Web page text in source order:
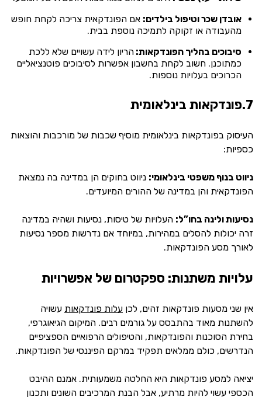
אובדן שכר וטיפול בילדים: אם הפונדקאית צריכה לקחת חופש
מהעבודה או זקוקה לתמיכה נוספת בבית.
סיבוכים בהליך הפונדקאות: הריון לידה עשויים שלא ללכת
כמתוכנן. חשוב לקחת בחשבון אפשרות לסיבוכים פוטנציאליים
הכרוכים בעלויות נוספות.
7.פונדקאות בינלאומית
העיסוק בפונדקאות בינלאומית מוסיף שכבות של מורכבות והוצאות
כספיות:
ניווט בנוף משפטי בינלאומי: ניווט בחוקים הן במדינה בה נמצאת
הפונדקאית והן במדינה של ההורים המיועדים.
נסיעות ולינה בחו”ל: העלויות של טיסות, נסיעות ושהיה במדינה
זרה יכולות להסלים במהירות, במיוחד אם נדרשות מספר נסיעות
לאורך מסע הפונדקאות.
עלויות משתנות: ספקטרום של אפשרויות
אין שני מסעות פונדקאות זהים, לכן עלות פונדקאות עשויה
להשתנות מאוד בהתבסס על גורמים רבים. המיקום הגיאוגרפי,
בחירת הסוכנות והפונדקאות, והטיפולים הרפואיים הספציפיים
הנדרשים, כולם ממלאים תפקיד במרקם הפיננסי של הפונדקאות.
יציאה למסע פונדקאות היא החלטה משמעותית. אמנם ההיבט
הכספי עשוי להיות מרתיע, אבל הבנת המרכיבים השונים ותכנון